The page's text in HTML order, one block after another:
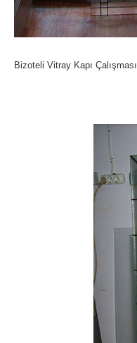
Bizoteli Vitray Kapı Çalışması